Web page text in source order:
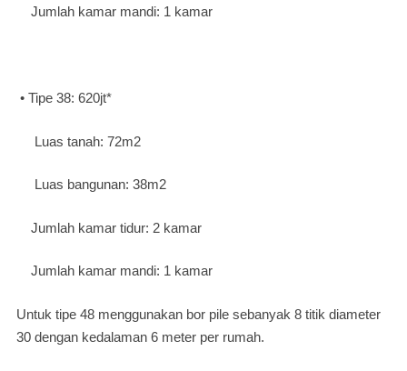
Jumlah kamar mandi: 1 kamar
• Tipe 38: 620jt*
Luas tanah: 72m2
Luas bangunan: 38m2
Jumlah kamar tidur: 2 kamar
Jumlah kamar mandi: 1 kamar
Untuk tipe 48 menggunakan bor pile sebanyak 8 titik diameter
30 dengan kedalaman 6 meter per rumah.